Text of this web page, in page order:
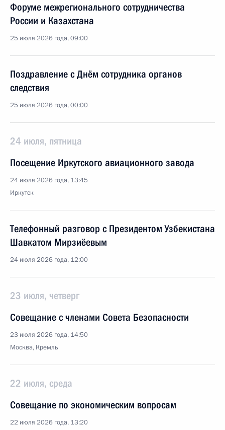
Форуме межрегионального сотрудничества
России и Казахстана
25 июля 2026 года, 09:00
Поздравление с Днём сотрудника органов
следствия
25 июля 2026 года, 00:00
24 июля, пятница
Посещение Иркутского авиационного завода
24 июля 2026 года, 13:45
Иркутск
Телефонный разговор с Президентом Узбекистана
Шавкатом Мирзиёевым
24 июля 2026 года, 12:00
23 июля, четверг
Совещание с членами Совета Безопасности
23 июля 2026 года, 14:50
Москва, Кремль
22 июля, среда
Совещание по экономическим вопросам
22 июля 2026 года, 13:20